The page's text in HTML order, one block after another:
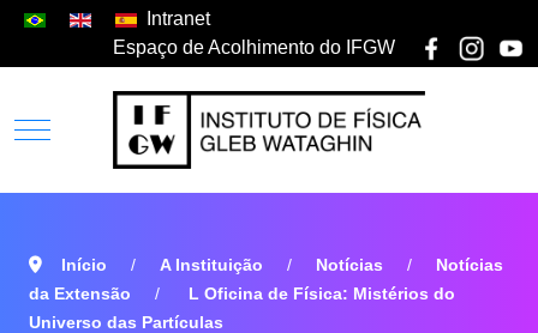
Intranet
Espaço de Acolhimento do IFGW
Início A Instituição Notícias
Notícias
da Extensão
L Oficina de Física: Mistérios do
Universo das Partículas